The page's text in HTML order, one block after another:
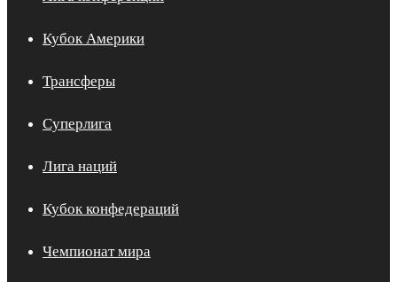
Кубок Америки
Трансферы
Суперлига
Лига наций
Кубок конфедераций
Чемпионат мира